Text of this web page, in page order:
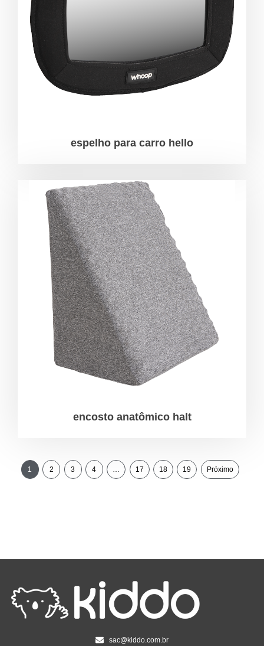
espelho para carro hello
encosto anatômico halt
1 2 3 4 … 17 18 19 Próximo
sac@kiddo.com.br